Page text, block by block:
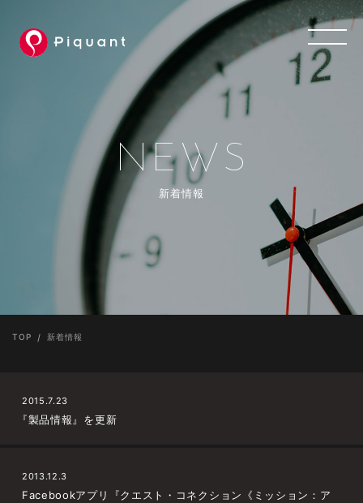
NEWS
新着情報
TOP 新着情報
2015.7.23
『製品情報』を更新
2013.12.3
Facebookアプリ『クエスト・コネクション《ミッション：ア